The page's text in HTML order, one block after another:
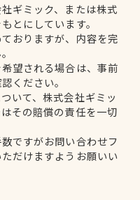
ギミック、または株式
とにしています。
おりますが、内容を完
望される場合は、事前
ください。
いて、株式会社ギミッ
その賠償の責任を一切
ですがお問い合わせフ
だけますようお願いい